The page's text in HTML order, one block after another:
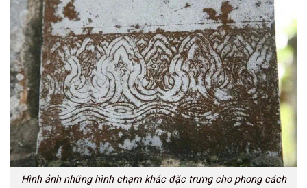
Hình ảnh những hình chạm khắc đặc trưng cho phong cách